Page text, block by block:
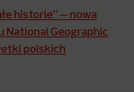
historie” – nowa
National Geographic
polskich